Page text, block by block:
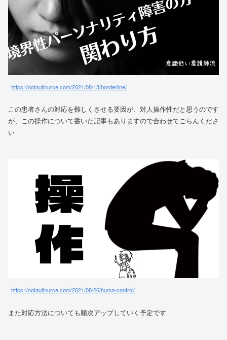
https://notautinurce.com/2021/08/13/borderline/
この患者さんの対応を難しくさせる要因が、対人操作性だと思うのです
が、この操作について書いた記事もありますので合わせてごらんくださ
い
https://notautinurce.com/2021/08/26/huma-control/
また対応方法についても順次アップしていく予定です